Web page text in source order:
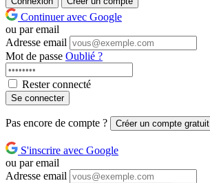
Continuer avec Google
ou par email
Adresse email
Mot de passe Oublié ?
Rester connecté
Se connecter
Pas encore de compte ? Créer un compte gratuit
S'inscrire avec Google
ou par email
Adresse email